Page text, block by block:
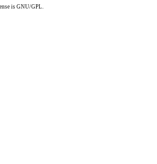
is GNU/GPL.